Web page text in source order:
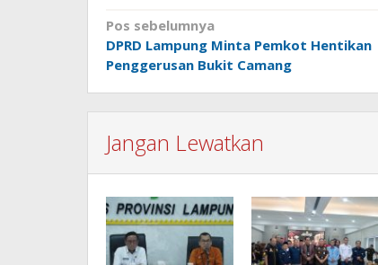
Navigasi
pos
Pos sebelumnya
DPRD Lampung Minta Pemkot Hentikan
Penggerusan Bukit Camang
Jangan Lewatkan